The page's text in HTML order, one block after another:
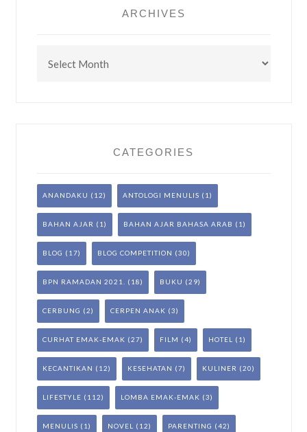
ARCHIVES
CATEGORIES
ANANDAKU (12) ANTOLOGI MENULIS (1)
BAHAN AJAR (1) BAHAN AJAR BAHASA ARAB (1)
BLOG (17) BLOG COMPETITION (30)
BPN RAMADAN 2021. (18) BUKU (29)
CERBUNG (2) CERPEN ANAK (3)
CURHAT EMAK-EMAK (27) FILM (4) HOTEL (1)
KECANTIKAN (12) KESEHATAN (7) KULINER (20)
LIFESTYLE (112) LOMBA EMAK-EMAK (3)
MENULIS (1) NOVEL (12) PARENTING (42)